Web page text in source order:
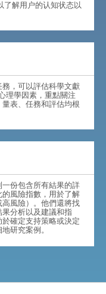
了解用户的认知状态以
，可以評估科學文獻
理學因素，重點關注
表、任務和評估均根
份包含所有結果的詳
風險指數，用於了解
風險）。他們還將找
分析以及建議和指
確定支持策略或決定
研究案例。